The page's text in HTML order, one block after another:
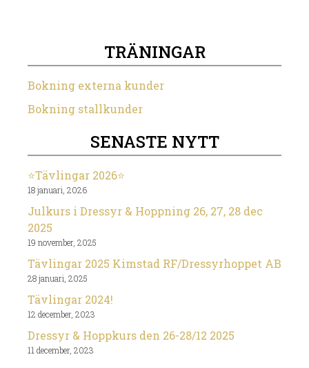
TRÄNINGAR
Bokning externa kunder
Bokning stallkunder
SENASTE NYTT
⭐️Tävlingar 2026⭐️
18 januari, 2026
Julkurs i Dressyr & Hoppning 26, 27, 28 dec
2025
19 november, 2025
Tävlingar 2025 Kimstad RF/Dressyrhoppet AB
28 januari, 2025
Tävlingar 2024!
12 december, 2023
Dressyr & Hoppkurs den 26-28/12 2025
11 december, 2023